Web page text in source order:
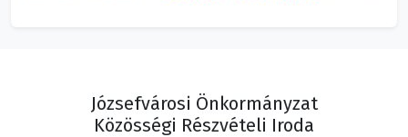
Józsefvárosi Önkormányzat
Közösségi Részvételi Iroda